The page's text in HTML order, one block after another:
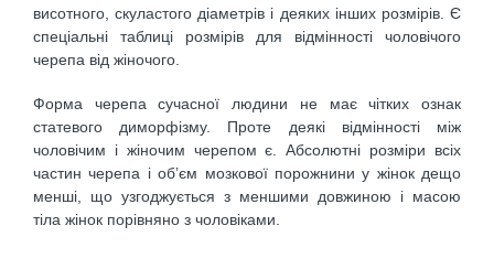
висотного, скуластого діаметрів і деяких інших розмірів. Є
спеціальні таблиці розмірів для відмінності чоловічого
черепа від жіночого.
Форма черепа сучасної людини не має чітких ознак
статевого диморфізму. Проте деякі відмінності між
чоловічим і жіночим черепом є. Абсолютні розміри всіх
частин черепа і об’єм мозкової порожнини у жінок дещо
менші, що узгоджується з меншими довжиною і масою
тіла жінок порівняно з чоловіками.